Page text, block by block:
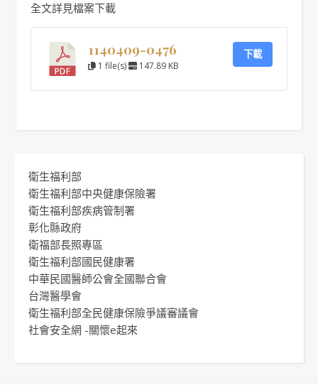
全文詳見檔案下載
1140409-0476
1 file(s) 147.89 KB
下載
衛生福利部
衛生福利部中央健康保險署
衛生福利部疾病管制署
彰化縣政府
衛福部長照專區
衛生福利部國民健康署
中華民國醫師公會全國聯合會
台灣醫學會
衛生福利部全民健康保險爭議審議會
社會安全網 -關懷e起來